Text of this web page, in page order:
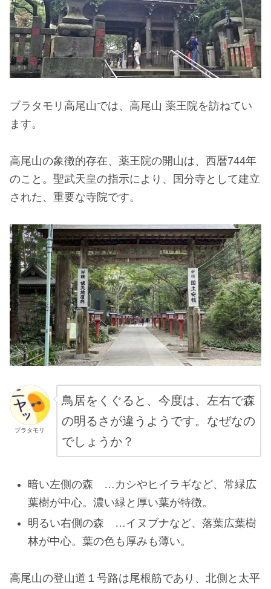
ブラタモリ高尾山では、高尾山 薬王院を訪ねてい
ます。
高尾山の象徴的存在、薬王院の開山は、西暦744年
のこと。聖武天皇の指示により、国分寺として建立
された、重要な寺院です。
ブラタモリ
鳥居をくぐると、今度は、左右で森
の明るさが違うようです。なぜなの
でしょうか？
暗い左側の森 …カシやヒイラギなど、常緑広
葉樹が中心。濃い緑と厚い葉が特徴。
明るい右側の森 …イヌブナなど、落葉広葉樹
林が中心。葉の色も厚みも薄い。
高尾山の登山道１号路は尾根筋であり、北側と太平